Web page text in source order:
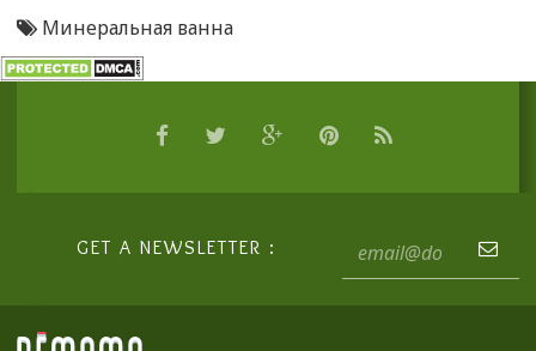
Минеральная ванна
GET A NEWSLETTER :